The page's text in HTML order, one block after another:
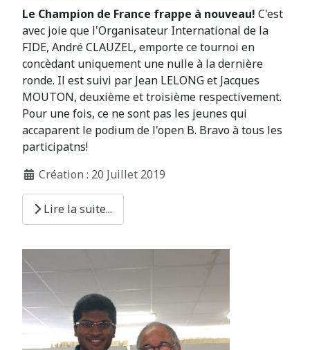
Le Champion de France frappe à nouveau! C'est
avec joie que l'Organisateur International de la
FIDE, André CLAUZEL, emporte ce tournoi en
concèdant uniquement une nulle à la dernière
ronde. Il est suivi par Jean LELONG et Jacques
MOUTON, deuxième et troisième respectivement.
Pour une fois, ce ne sont pas les jeunes qui
accaparent le podium de l'open B. Bravo à tous les
participatns!
Création : 20 Juillet 2019
Lire la suite...